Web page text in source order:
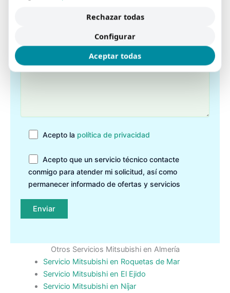
Acepto la política de privacidad
Acepto que un servicio técnico contacte
conmigo para atender mi solicitud, así como
permanecer informado de ofertas y servicios
Otros Servicios Mitsubishi en Almería
Servicio Mitsubishi en Roquetas de Mar
Servicio Mitsubishi en El Ejido
Servicio Mitsubishi en Níjar
Rechazar todas
Configurar
Aceptar todas